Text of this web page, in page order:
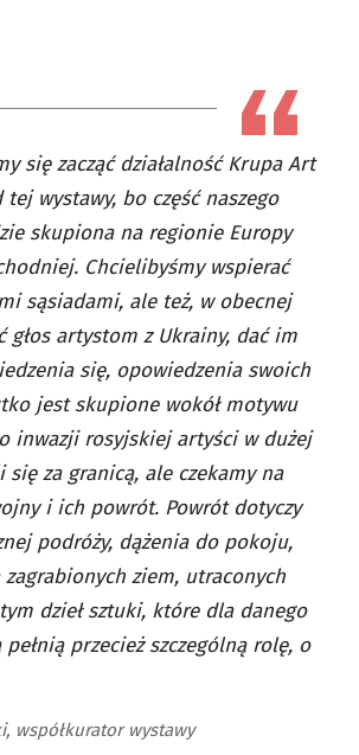
się zacząć działalność Krupa Art
wystawy, bo część naszego
skupiona na regionie Europy
Chcielibyśmy wspierać
sąsiadami, ale też, w obecnej
głos artystom z Ukrainy, dać im
się, opowiedzenia swoich
jest skupione wokół motywu
inwazji rosyjskiej artyści w dużej
się za granicą, ale czekamy na
i ich powrót. Powrót dotyczy
podróży, dążenia do pokoju,
ziem, utraconych
dzieł sztuki, które dla danego
pełnią przecież szczególną rolę, o
współkurator wystawy